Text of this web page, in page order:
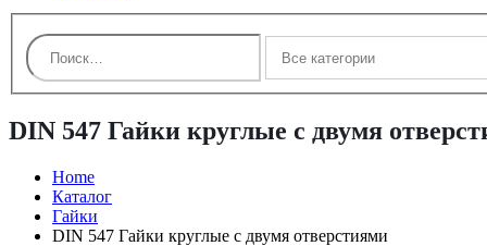
DIN 547 Гайки круглые с двумя
Home
Каталог
Гайки
DIN 547 Гайки круглые с двумя отверстиями